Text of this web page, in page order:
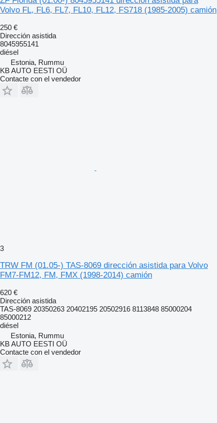
Volvo FL, FL6, FL7, FL10, FL12, FS718 (1985-2005) camión
250 €
Dirección asistida
8045955141
diésel
Estonia, Rummu
KB AUTO EESTI OÜ
Contacte con el vendedor
3
TRW FM (01.05-) TAS-8069 dirección asistida para Volvo
FM7-FM12, FM, FMX (1998-2014) camión
620 €
Dirección asistida
TAS-8069 20350263 20402195 20502916 8113848 85000204
85000212
diésel
Estonia, Rummu
KB AUTO EESTI OÜ
Contacte con el vendedor